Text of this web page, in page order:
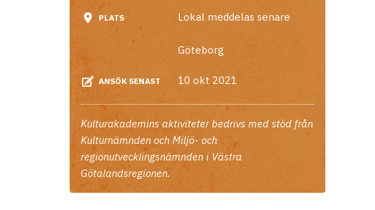
PLATS Lokal meddelas senare
Göteborg
ANSÖK SENAST 10 okt 2021
Kulturakademins aktiviteter bedrivs med stöd från
Kulturnämnden och Miljö- och
regionutvecklingsnämnden i Västra
Götalandsregionen.